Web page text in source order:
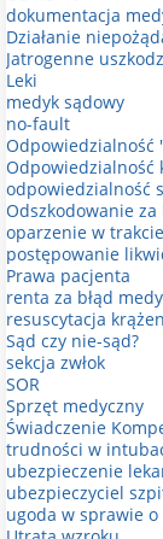
dokumentacja
Działanie
Jatrogenne
Leki
medyk sądowy
no-fault
Odpowiedzialność
Odpowiedzialność
odpowiedzialność
Odszkodowanie za
oparzenie w
postępowanie
Prawa pacjenta
renta za błąd
resuscytacja
Sąd czy nie-sąd?
sekcja zwłok
SOR
Sprzęt medyczny
Świadczenie
trudności w
ubezpieczenie
ubezpieczyciel
ugoda w sprawie o